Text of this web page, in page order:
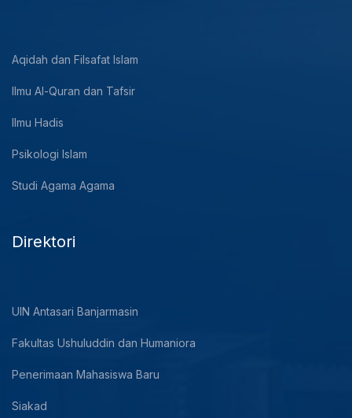
Aqidah dan Filsafat Islam
Ilmu Al-Quran dan Tafsir
Ilmu Hadis
Psikologi Islam
Studi Agama Agama
Direktori
UIN Antasari Banjarmasin
Fakultas Ushuluddin dan Humaniora
Penerimaan Mahasiswa Baru
Siakad